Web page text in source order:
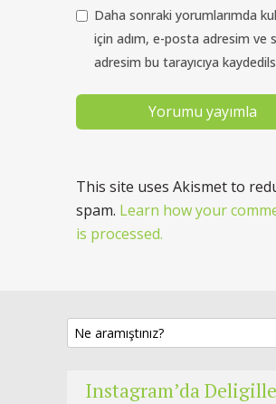
Daha sonraki yorumlarımda
için adım, e-posta adresim ve
adresim bu tarayıcıya
This site uses Akismet to
spam. Learn how your
is processed.
Instagram’da